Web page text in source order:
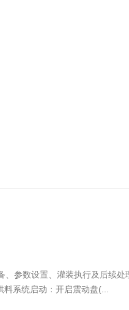
参数设置、灌装执行及后续
系统启动‌：开启震动盘(...